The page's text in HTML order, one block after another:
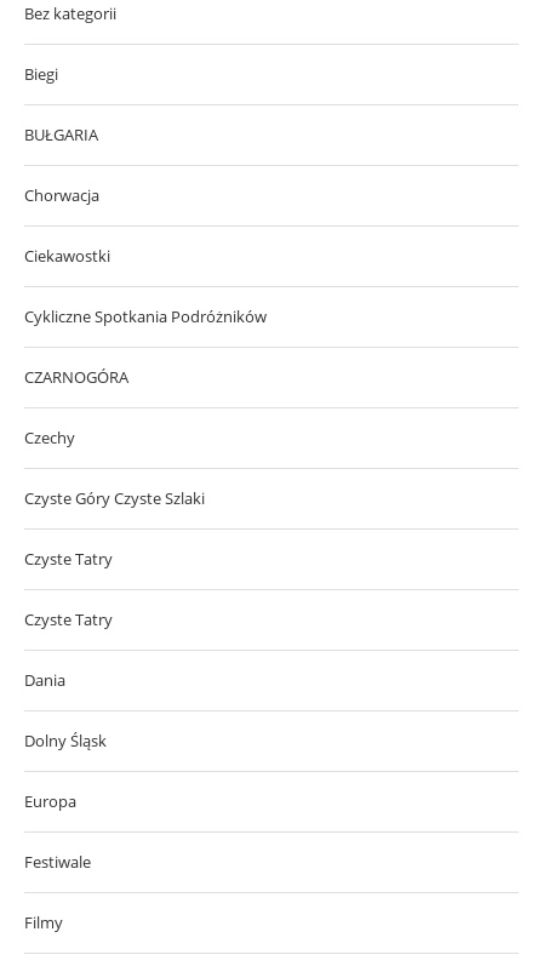
Bez kategorii
Biegi
BUŁGARIA
Chorwacja
Ciekawostki
Cykliczne Spotkania Podróżników
CZARNOGÓRA
Czechy
Czyste Góry Czyste Szlaki
Czyste Tatry
Czyste Tatry
Dania
Dolny Śląsk
Europa
Festiwale
Filmy